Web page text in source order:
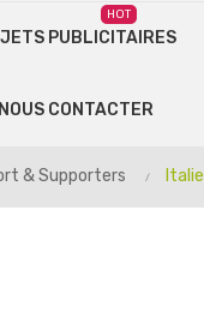
PUBLICITAIRES
HOT
NOUS CONTACTER
& Supporters Italie